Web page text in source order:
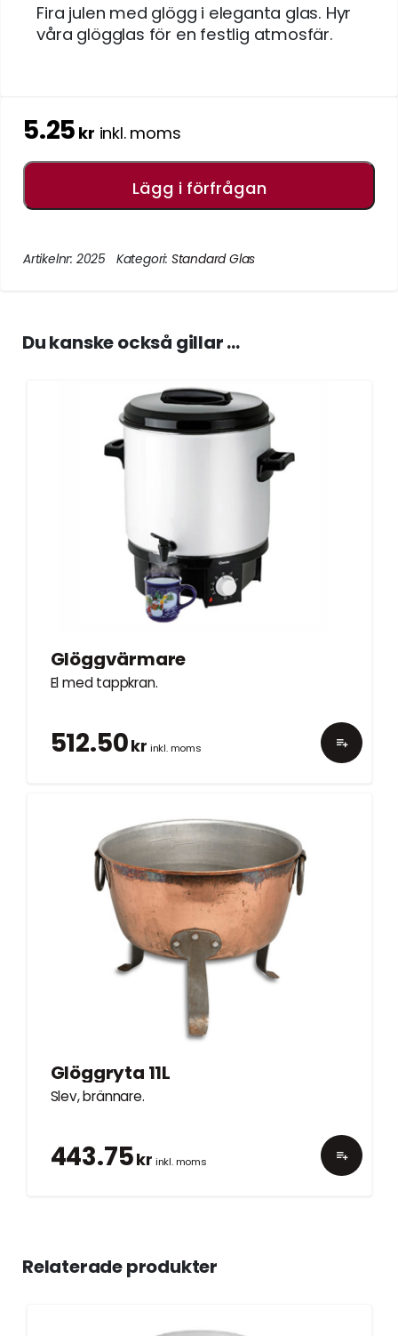
Fira julen med glögg i eleganta glas. Hyr
våra glögglas för en festlig atmosfär.
5.25 kr inkl. moms
Lägg i förfrågan
Artikelnr: 2025 Kategori: Standard Glas
Du kanske också gillar …
Glöggvärmare
El med tappkran.
512.50kr inkl. moms
Glöggryta 11L
Slev, brännare.
443.75kr inkl. moms
Relaterade produkter